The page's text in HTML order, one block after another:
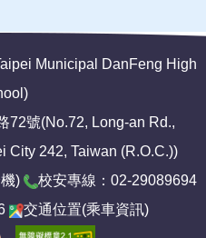
Municipal DanFeng High
72號(No.72, Long-an Rd.,
City 242, Taiwan (R.O.C.))
)
校安專線：02-29089694
交通位置(乘車資訊)